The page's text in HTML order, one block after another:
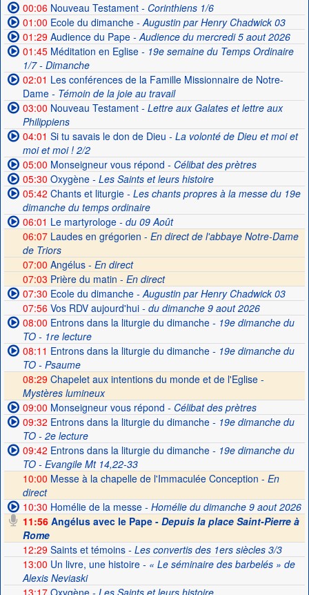
00:06Nouveau Testament- Corinthiens 1/6
01:00 Ecole du dimanche- Augustin par Henry Chadwick 03
01:29Audience du Pape- Audience du mercredi 5 aout 2026
01:45Méditation en Eglise- 19e semaine du Temps Ordinaire
1/7 - Dimanche
02:01 Les conférences de la Famille Missionnaire de Notre-
Dame- Témoin de la joie au travail
03:00 Nouveau Testament- Lettre aux Galates et lettre aux
Philippiens
04:01 Si tu savais le don de Dieu - La volonté de Dieu et moi et
moi et moi ! 2/2
05:00 Monseigneur vous répond - Célibat des prètres
05:30 Oxygène- Les Saints et leurs histoire
05:42 Chants et liturgie- Les chants propres à la messe du 19e
dimanche du temps ordinaire
06:01 Le martyrologe- du 09 Août
06:07Laudes en grégorien - En direct de l'abbaye Notre-Dame
de Triors
07:00 Angélus - En direct
07:03 Prière du matin - En direct
07:30 Ecole du dimanche- Augustin par Henry Chadwick 03
07:56Vos RDV aujourd'hui- du dimanche 9 aout 2026
08:00 Entrons dans la liturgie du dimanche- 19e dimanche du
TO - 1re lecture
08:11 Entrons dans la liturgie du dimanche- 19e dimanche du
TO - Psaume
08:29 Chapelet aux intentions du monde et de l'Eglise -
Mystères lumineux
09:00 Monseigneur vous répond - Célibat des prètres
09:32 Entrons dans la liturgie du dimanche- 19e dimanche du
TO - 2e lecture
09:42 Entrons dans la liturgie du dimanche- 19e dimanche du
TO - Evangile Mt 14,22-33
10:00 Messe à la chapelle de l'Immaculée Conception - En
direct
10:30 Homélie de la messe- Homélie du dimanche 9 aout 2026
11:56Angélus avec le Pape - Depuis la place Saint-Pierre à
Rome
12:29Saints et témoins- Les convertis des 1ers siècles 3/3
13:00 Un livre, une histoire- « Le séminaire des barbelés » de
Alexis Neviaski
13:17Oxygène- Les Saints et leurs histoire